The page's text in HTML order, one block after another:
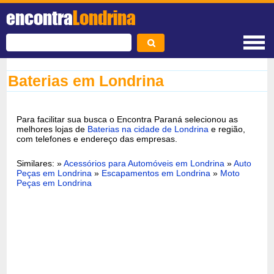
encontraLondrina
Baterias em Londrina
Para facilitar sua busca o Encontra Paraná selecionou as
melhores lojas de Baterias na cidade de Londrina e região,
com telefones e endereço das empresas.
Similares: »Acessórios para Automóveis em Londrina »Auto
Peças em Londrina » Escapamentos em Londrina » Moto
Peças em Londrina